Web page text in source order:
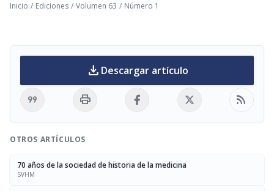
Inicio / Ediciones / Volumen 63 / Número 1
download Descargar artículo
format_quote print rss_feed
OTROS ARTÍCULOS
70 años de la sociedad de historia de la medicina
SVHM